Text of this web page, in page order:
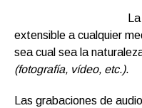
extensible a cualquier
sea cual sea la
(fotografía, vídeo, etc.).
Las grabaciones de